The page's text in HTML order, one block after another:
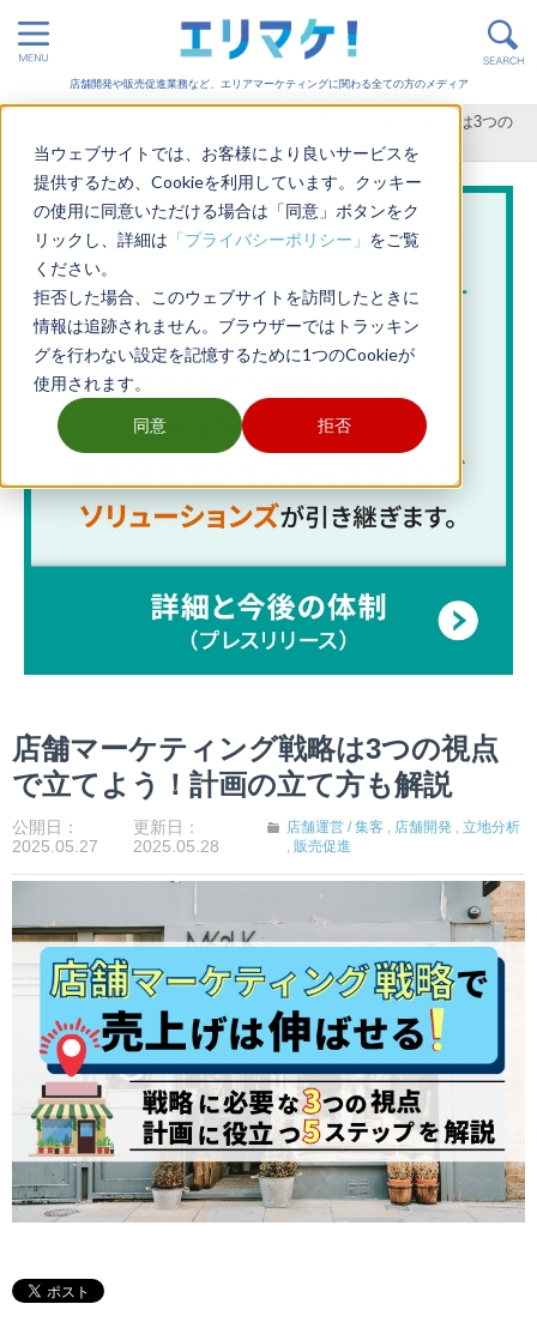
当ウェブサイトでは、お客様により良いサービスを
提供するため、Cookieを利用しています。クッキー
の使用に同意いただける場合は「同意」ボタンをク
リックし、詳細は 「プライバシーポリシー」 をご覧
ください。
拒否した場合、このウェブサイトを訪問したときに
情報は追跡されません。ブラウザーではトラッキン
グを行わない設定を記憶するために1つのCookieが
使用されます。
同意 拒否
店舗開発や販売促進業務など、エリアマーケティングに関わる全ての方のメディア
店舗マーケティング戦略は3つの
視点で立てよう！計画の立て方も解説
店舗マーケティング戦略は3つの視点
で立てよう！計画の立て方も解説
公開日：
2025.05.27
更新日：
2025.05.28
店舗運営 / 集客 , 店舗開発 , 立地分析
, 販売促進